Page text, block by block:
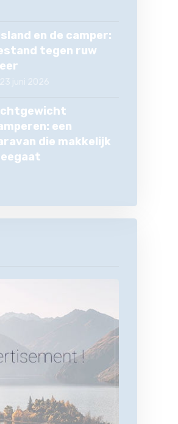
en de camper:
tegen ruw
een
die makkelijk